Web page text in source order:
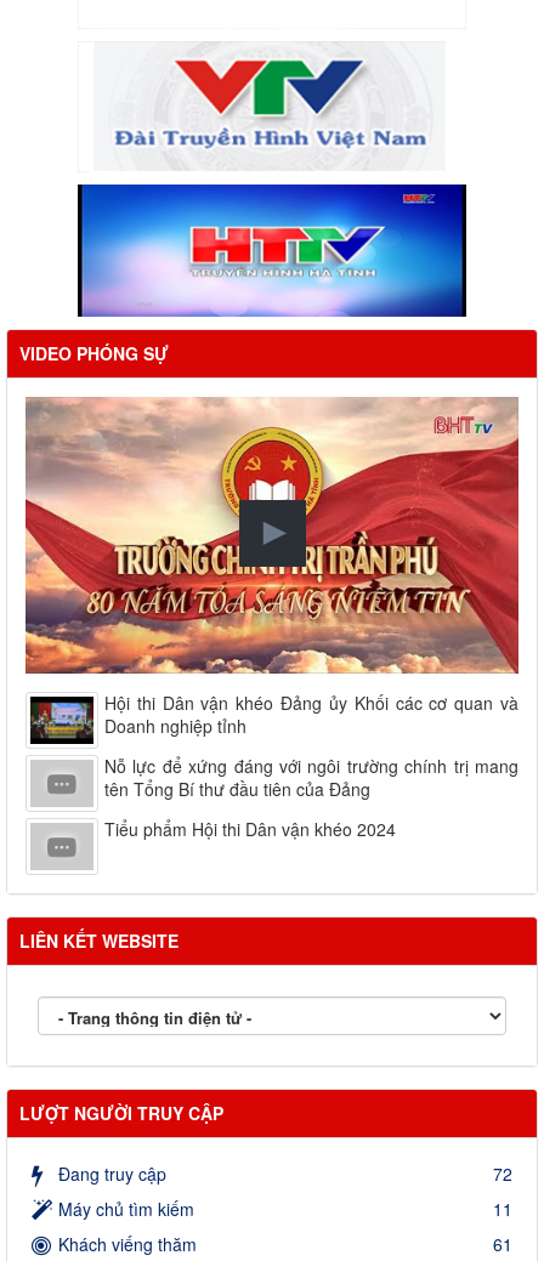
VIDEO PHÓNG SỰ
Hội thi Dân vận khéo Đảng ủy Khối các cơ quan và
Doanh nghiệp tỉnh
Nỗ lực để xứng đáng với ngôi trường chính trị mang
tên Tổng Bí thư đầu tiên của Đảng
Tiểu phẩm Hội thi Dân vận khéo 2024
LIÊN KẾT WEBSITE
LƯỢT NGƯỜI TRUY CẬP
Đang truy cập
72
Máy chủ tìm kiếm
11
Khách viếng thăm
61